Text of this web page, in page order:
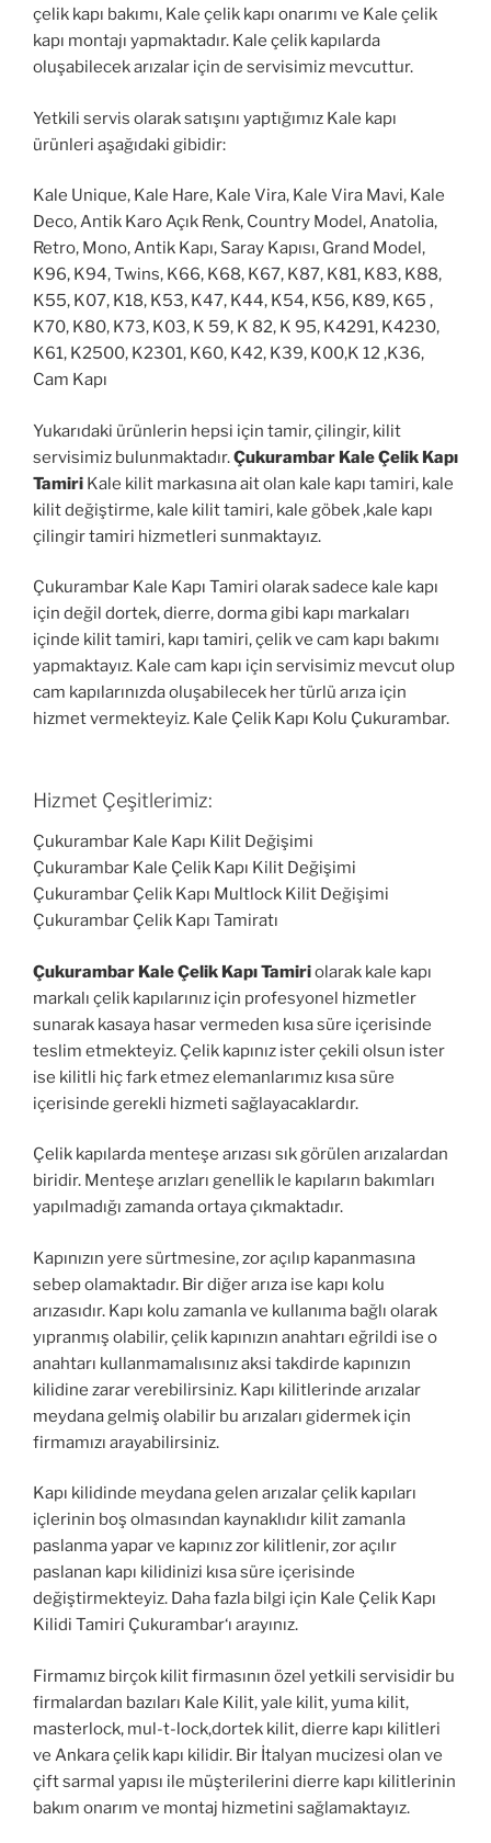
çelik kapı bakımı, Kale çelik kapı onarımı ve Kale çelik
kapı montajı yapmaktadır. Kale çelik kapılarda
oluşabilecek arızalar için de servisimiz mevcuttur.
Yetkili servis olarak satışını yaptığımız Kale kapı
ürünleri aşağıdaki gibidir:
Kale Unique, Kale Hare, Kale Vira, Kale Vira Mavi, Kale
Deco, Antik Karo Açık Renk, Country Model, Anatolia,
Retro, Mono, Antik Kapı, Saray Kapısı, Grand Model,
K96, K94, Twins, K66, K68, K67, K87, K81, K83, K88,
K55, K07, K18, K53, K47, K44, K54, K56, K89, K65 ,
K70, K80, K73, K03, K 59, K 82, K 95, K4291, K4230,
K61, K2500, K2301, K60, K42, K39, K00,K 12 ,K36,
Cam Kapı
Yukarıdaki ürünlerin hepsi için tamir, çilingir, kilit
servisimiz bulunmaktadır.Çukurambar Kale Çelik Kapı
Tamiri Kale kilit markasına ait olan kale kapı tamiri, kale
kilit değiştirme, kale kilit tamiri, kale göbek ,kale kapı
çilingir tamiri hizmetleri sunmaktayız.
Çukurambar Kale Kapı Tamiri olarak sadece kale kapı
için değil dortek, dierre, dorma gibi kapı markaları
içinde kilit tamiri, kapı tamiri, çelik ve cam kapı bakımı
yapmaktayız. Kale cam kapı için servisimiz mevcut olup
cam kapılarınızda oluşabilecek her türlü arıza için
hizmet vermekteyiz. Kale Çelik Kapı Kolu Çukurambar.
Hizmet Çeşitlerimiz:
Çukurambar Kale Kapı Kilit Değişimi
Çukurambar Kale Çelik Kapı Kilit Değişimi
Çukurambar Çelik Kapı Multlock Kilit Değişimi
Çukurambar Çelik Kapı Tamiratı
Çukurambar Kale Çelik Kapı Tamiriolarak kale kapı
markalı çelik kapılarınız için profesyonel hizmetler
sunarak kasaya hasar vermeden kısa süre içerisinde
teslim etmekteyiz. Çelik kapınız ister çekili olsun ister
ise kilitli hiç fark etmez elemanlarımız kısa süre
içerisinde gerekli hizmeti sağlayacaklardır.
Çelik kapılarda menteşe arızası sık görülen arızalardan
biridir. Menteşe arızları genellik le kapıların bakımları
yapılmadığı zamanda ortaya çıkmaktadır.
Kapınızın yere sürtmesine, zor açılıp kapanmasına
sebep olamaktadır. Bir diğer arıza ise kapı kolu
arızasıdır. Kapı kolu zamanla ve kullanıma bağlı olarak
yıpranmış olabilir, çelik kapınızın anahtarı eğrildi ise o
anahtarı kullanmamalısınız aksi takdirde kapınızın
kilidine zarar verebilirsiniz. Kapı kilitlerinde arızalar
meydana gelmiş olabilir bu arızaları gidermek için
firmamızı arayabilirsiniz.
Kapı kilidinde meydana gelen arızalar çelik kapıları
içlerinin boş olmasından kaynaklıdır kilit zamanla
paslanma yapar ve kapınız zor kilitlenir, zor açılır
paslanan kapı kilidinizi kısa süre içerisinde
değiştirmekteyiz. Daha fazla bilgi için Kale Çelik Kapı
Kilidi Tamiri Çukurambar‘ı arayınız.
Firmamız birçok kilit firmasının özel yetkili servisidir bu
firmalardan bazıları Kale Kilit, yale kilit, yuma kilit,
masterlock, mul-t-lock,dortek kilit, dierre kapı kilitleri
ve Ankara çelik kapı kilidir. Bir İtalyan mucizesi olan ve
çift sarmal yapısı ile müşterilerini dierre kapı kilitlerinin
bakım onarım ve montaj hizmetini sağlamaktayız.